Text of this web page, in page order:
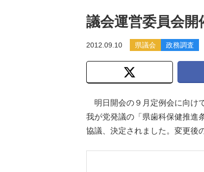
議会運営委員会開
2012.09.10 県議会 政務調査
明日開会の９月定例会に向け
我が党発議の「県歯科保健推進
協議、決定されました。変更後